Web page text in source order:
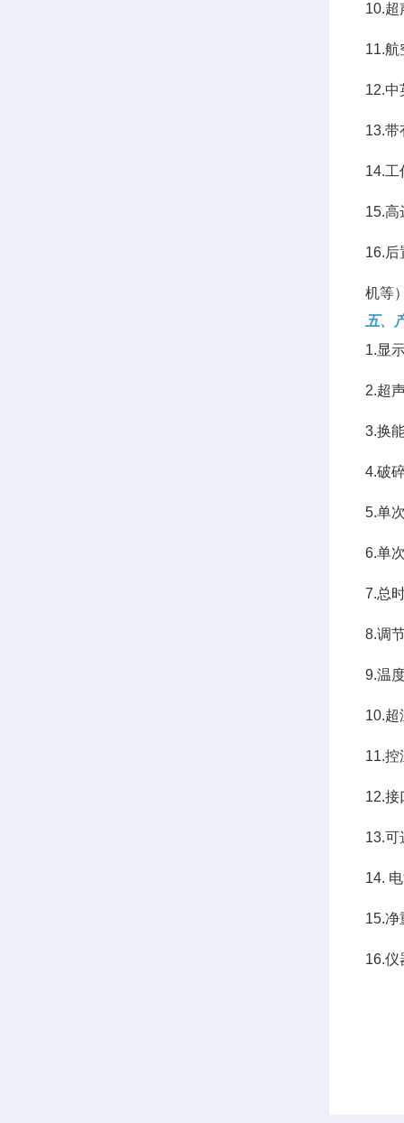
10.超
11.航
12.中
13.带
14.工
15.高
16.后
机等
五、
1.显
2.超
3.换
4.破
5.单
6.单
7.总
8.调
9.温
10.
11.
12.接
13.
14.
15.净
16.仪